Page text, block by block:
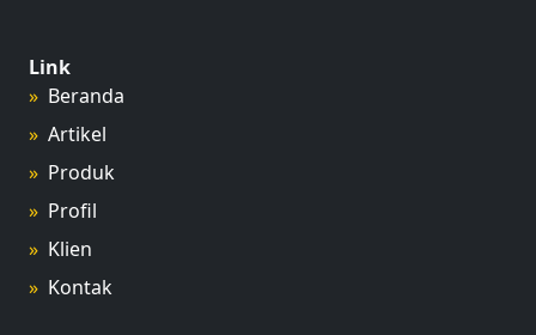
Link
Beranda
Artikel
Produk
Profil
Klien
Kontak